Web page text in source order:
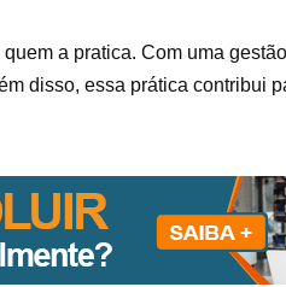
a pratica. Com uma
disso, essa prática contribui